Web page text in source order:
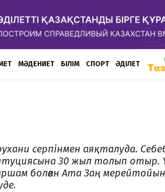
МӘДЕНИЕТ БІЛІМ СПОРТ ӘДІЛЕТ
сер­пін­мен аяқталуда.
30 жыл толып отыр.
болған Ата Заң мерей­то­йын